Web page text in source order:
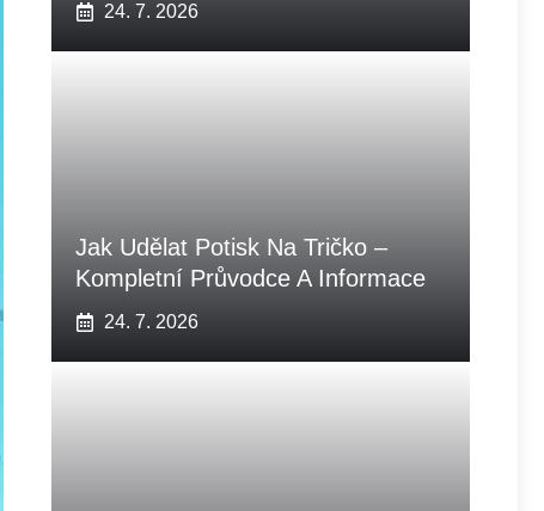
24. 7. 2026
Jak Udělat Potisk Na Tričko –
Kompletní Průvodce A Informace
24. 7. 2026